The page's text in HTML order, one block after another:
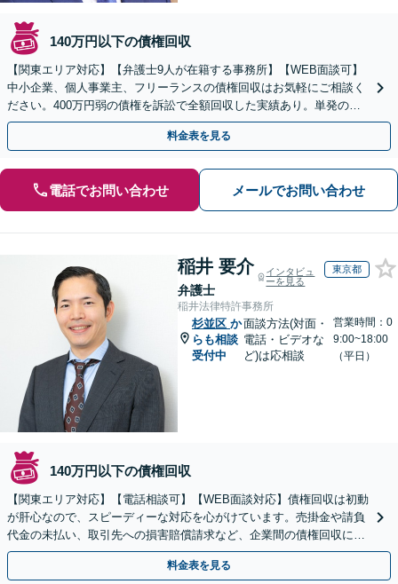
140万円以下の債権回収
【関東エリア対応】【弁護士9人が在籍する事務所】【WEB面談可】
中小企業、個人事業主、フリーランスの債権回収はお気軽にご相談く
ださい。400万円弱の債権を訴訟で全額回収した実績あり。単発のご
依頼から、顧問契約まで対応しております
料金表を見る
電話でお問い合わせ メールでお問い合わせ
稲井 要介
弁護士
インタビュ
ーを見る
東京都
稲井法律特許事務所
杉並区 か
らも相談
受付中
面談方法(対面・
電話・ビデオな
ど)は応相談
営業時間：0
9:00~18:00
（平日）
140万円以下の債権回収
【関東エリア対応】【電話相談可】【WEB面談対応】債権回収は初動
が肝心なので、スピーディーな対応を心がけています。売掛金や請負
代金の未払い、取引先への損害賠償請求など、企業間の債権回収に幅
広く対応「フリーランスの報酬未払いもご相談ください」
料金表を見る